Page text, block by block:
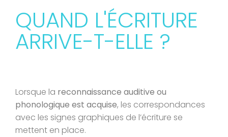
QUAND L'ÉCRITURE
ARRIVE-T-ELLE ?​
Lorsque la reconnaissance auditive ou
phonologique est acquise, les correspondances
avec les signes graphiques de l’écriture se
mettent en place.